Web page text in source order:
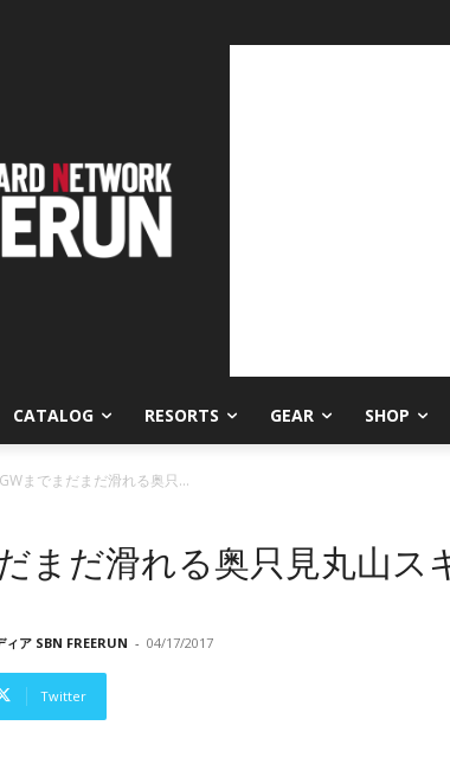
CATALOG RESORTS GEAR SHOP
GWまでまだまだ滑れる奥只...
まだ滑れる奥只見丸山ス
ア SBN FREERUN - 04/17/2017
Twitter